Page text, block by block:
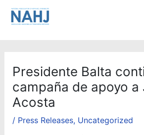
Skip
Presidente Balta
campaña de apoyo a
Acosta
/ Press Releases, Uncategorized